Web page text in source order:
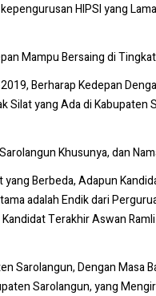
HIPSI yang
Mampu Bersaing di
Berharap Kedepan
Silat yang Ada di
Khusunya, dan
Berbeda, Adapun
adalah Endik dari
Terakhir Aswan
Sarolangun, Dengan Masa
Sarolangun, yang